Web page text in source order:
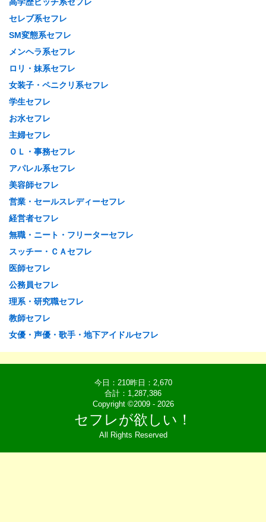
セレブ系セフレ
SM変態系セフレ
メンヘラ系セフレ
ロリ・妹系セフレ
女装子・ペニクリ系セフレ
学生セフレ
お水セフレ
主婦セフレ
ＯＬ・事務セフレ
アパレル系セフレ
美容師セフレ
営業・セールスレディーセフレ
経営者セフレ
無職・ニート・フリーターセフレ
スッチー・ＣＡセフレ
医師セフレ
公務員セフレ
理系・研究職セフレ
教師セフレ
女優・声優・歌手・地下アイドルセフレ
今日：210昨日：2,670
合計：1,287,386
Copyright ©2009 - 2026
セフレが欲しい！
All Rights Reserved